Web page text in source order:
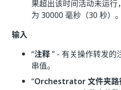
果超出该时间活动未运
为 30000 毫秒（30 秒）。
输入
“注释” - 有关操作转发的
串值。
“Orchestrator 文件夹路